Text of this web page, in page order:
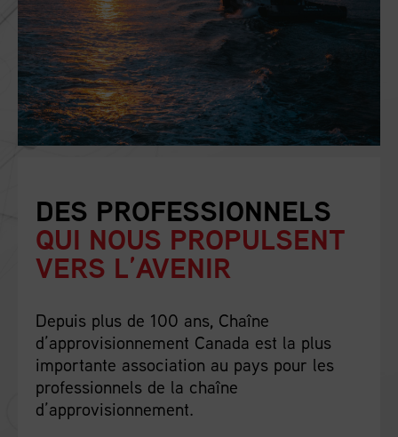
DES PROFESSIONNELS
QUI NOUS PROPULSENT
VERS L’AVENIR
Depuis plus de 100 ans, Chaîne
d’approvisionnement Canada est la plus
importante association au pays pour les
professionnels de la chaîne
d’approvisionnement.